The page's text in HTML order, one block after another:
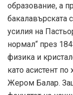
образование, а
бакалавърската
усилия на
нормал“ през
физика и
като асистент
Жером Балар.